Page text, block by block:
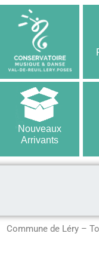
Nouveaux
Arrivants
Commune de Léry –